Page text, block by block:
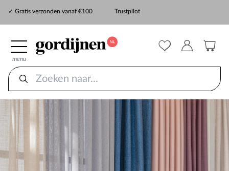
✓ Gratis verzonden vanaf €100
Trustpilot
menu